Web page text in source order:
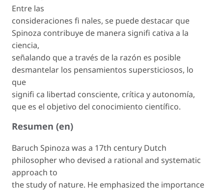
Entre las
consideraciones fi nales, se puede destacar que
Spinoza contribuye de manera signifi cativa a la
ciencia,
señalando que a través de la razón es posible
desmantelar los pensamientos supersticiosos, lo
que
signifi ca libertad consciente, crítica y autonomía,
que es el objetivo del conocimiento científico.
Resumen (en)
Baruch Spinoza was a 17th century Dutch
philosopher who devised a rational and systematic
approach to
the study of nature. He emphasized the importance